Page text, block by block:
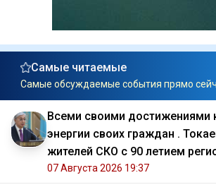
Самые читаемые
Самые обсуждаемые события прямо
Всеми своими достижениями
энергии своих граждан .
жителей СКО с 90 летием
07 Августа 2026 19:37